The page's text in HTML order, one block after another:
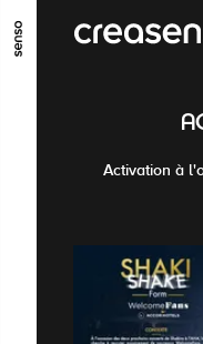
GO TO MAIN
Activation à